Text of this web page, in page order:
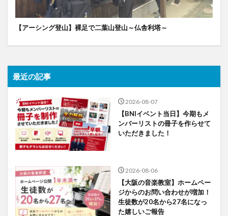
【アーシング登山】裸足で二葉山登山～仏舎利塔～
最近の記事
2026-08-07
【BNIイベント当日】今期もメ
ンバーリストの冊子を作らせて
いただきました！
2026-08-06
【大阪の音楽教室】ホームペー
ジからのお問い合わせが増加！
生徒数が20名から27名になっ
た嬉しいご報告